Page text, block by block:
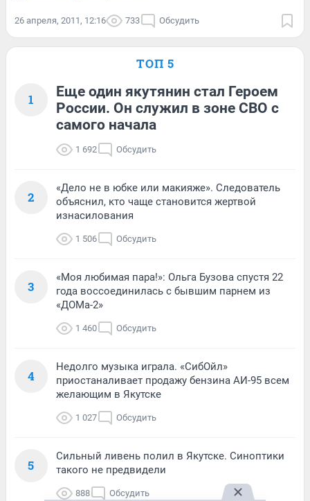
26 апреля, 2011, 12:16 733 Обсудить
ТОП 5
1
Еще один якутянин стал Героем
России. Он служил в зоне СВО с
самого начала
1 692 Обсудить
2
«Дело не в юбке или макияже». Следователь
объяснил, кто чаще становится жертвой
изнасилования
1 506 Обсудить
3
«Моя любимая пара!»: Ольга Бузова спустя 22
года воссоединилась с бывшим парнем из
«ДОМа-2»
1 460 Обсудить
4
Недолго музыка играла. «СибОйл»
приостаналивает продажу бензина АИ-95 всем
желающим в Якутске
1 027 Обсудить
5
Сильный ливень полил в Якутске. Синоптики
такого не предвидели
888 Обсудить